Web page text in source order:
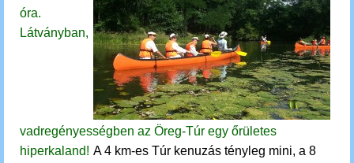
óra.
Látványban,
vadregényességben az Öreg-Túr egy őrületes
hiperkaland! A 4 km-es Túr kenuzás tényleg mini, a 8